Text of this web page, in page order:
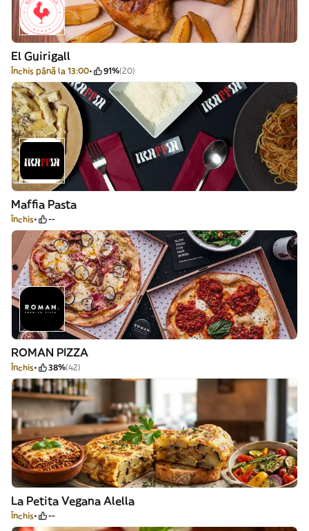
El Guirigall
Închis până la 13:00 91%(20)
Maffia Pasta
Închis --
ROMAN PIZZA
Închis 38%(42)
La Petita Vegana Alella
Închis --